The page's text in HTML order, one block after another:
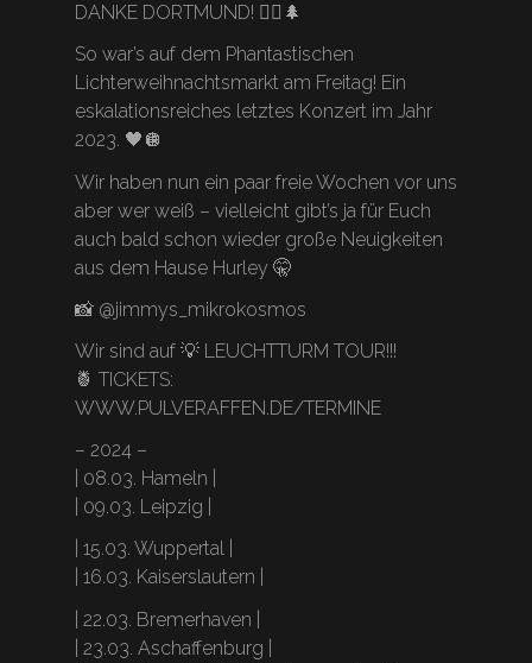
DANKE DORTMUND! 🏴‍☠️🌲
So war’s auf dem Phantastischen
Lichterweihnachtsmarkt am Freitag! Ein
eskalationsreiches letztes Konzert im Jahr
2023. 🖤🪩
Wir haben nun ein paar freie Wochen vor uns
aber wer weiß – vielleicht gibt’s ja für Euch
auch bald schon wieder große Neuigkeiten
aus dem Hause Hurley 🤫
📸 @jimmys_mikrokosmos
Wir sind auf 💡 LEUCHTTURM TOUR!!!
🍍 TICKETS:
WWW.PULVERAFFEN.DE/TERMINE
– 2024 –
| 08.03. Hameln |
| 09.03. Leipzig |
| 15.03. Wuppertal |
| 16.03. Kaiserslautern |
| 22.03. Bremerhaven |
| 23.03. Aschaffenburg |